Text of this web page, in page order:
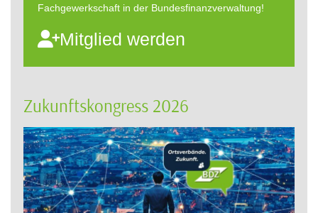
Fachgewerkschaft in der Bundesfinanzverwaltung!
Mitglied werden
Zukunftskongress 2026